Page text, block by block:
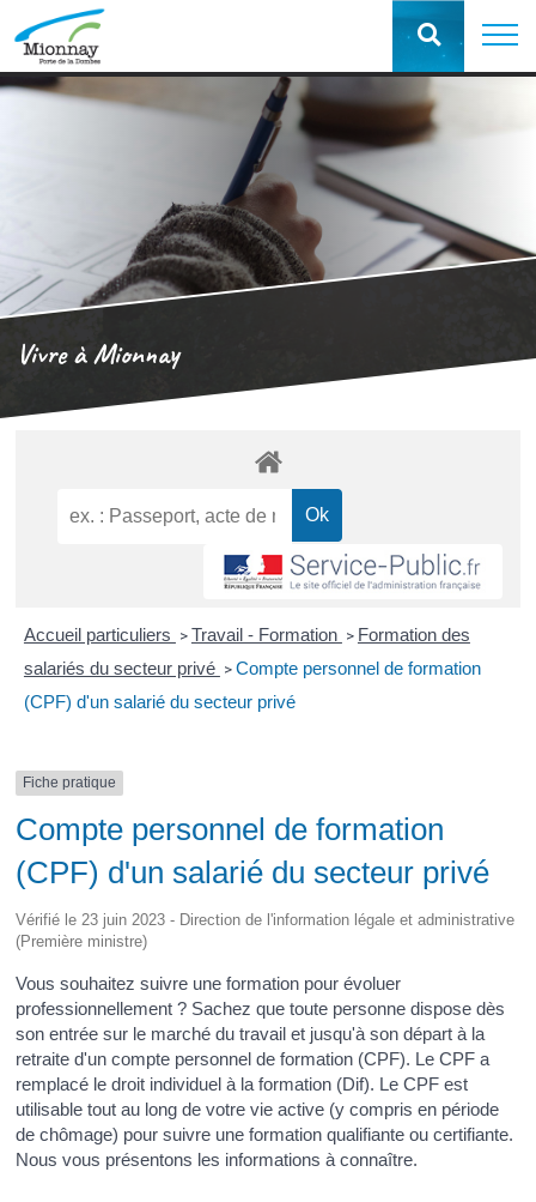
Vivre à Mionnay
Accueil particuliers > Travail - Formation > Formation des
salariés du secteur privé > Compte personnel de formation
(CPF) d'un salarié du secteur privé
Fiche pratique
Compte personnel de formation
(CPF) d'un salarié du secteur privé
Vérifié le 23 juin 2023 - Direction de l'information légale et administrative
(Première ministre)
Vous souhaitez suivre une formation pour évoluer
professionnellement ? Sachez que toute personne dispose dès
son entrée sur le marché du travail et jusqu'à son départ à la
retraite d'un compte personnel de formation (CPF). Le CPF a
remplacé le droit individuel à la formation (Dif). Le CPF est
utilisable tout au long de votre vie active (y compris en période
de chômage) pour suivre une formation qualifiante ou certifiante.
Nous vous présentons les informations à connaître.